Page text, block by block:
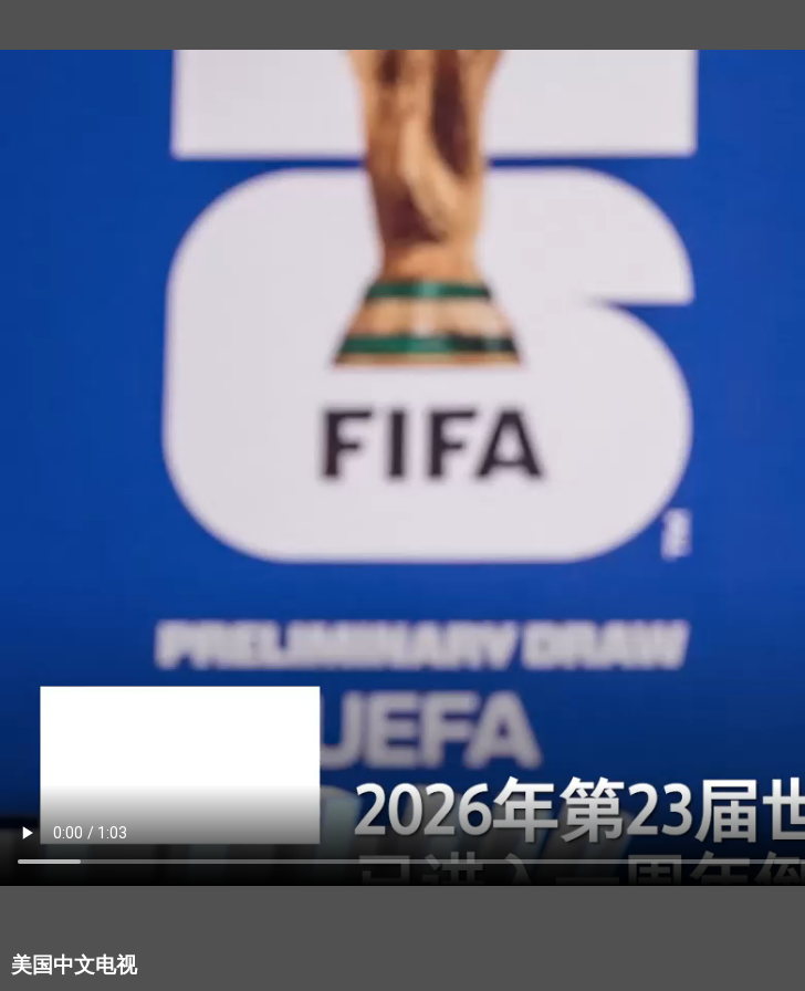
美国中文电视